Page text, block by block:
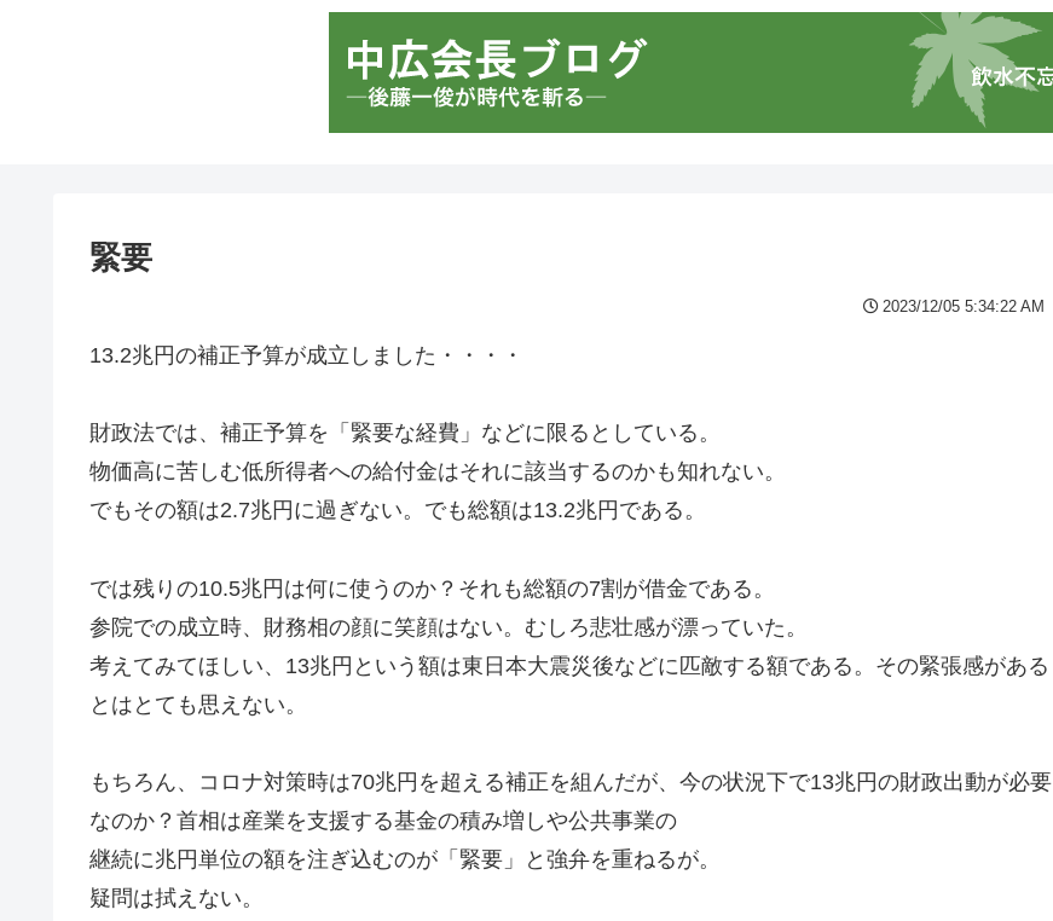
緊要
2023/12/05 5:34:22 AM
13.2兆円の補正予算が成立しました・・・・
財政法では、補正予算を「緊要な経費」などに限るとしている。
物価高に苦しむ低所得者への給付金はそれに該当するのかも知れない。
でもその額は2.7兆円に過ぎない。でも総額は13.2兆円である。
では残りの10.5兆円は何に使うのか？それも総額の7割が借金である。
参院での成立時、財務相の顔に笑顔はない。むしろ悲壮感が漂っていた。
考えてみてほしい、13兆円という額は東日本大震災後などに匹敵する額である。その緊張感がある
とはとても思えない。
もちろん、コロナ対策時は70兆円を超える補正を組んだが、今の状況下で13兆円の財政出動が必要
なのか？首相は産業を支援する基金の積み増しや公共事業の
継続に兆円単位の額を注ぎ込むのが「緊要」と強弁を重ねるが。
疑問は拭えない。